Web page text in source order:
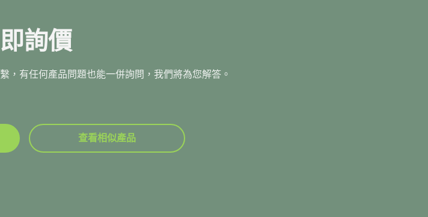
詢價
，有任何產品問題也能一併詢問，我們將為您解答。
查看相似產品